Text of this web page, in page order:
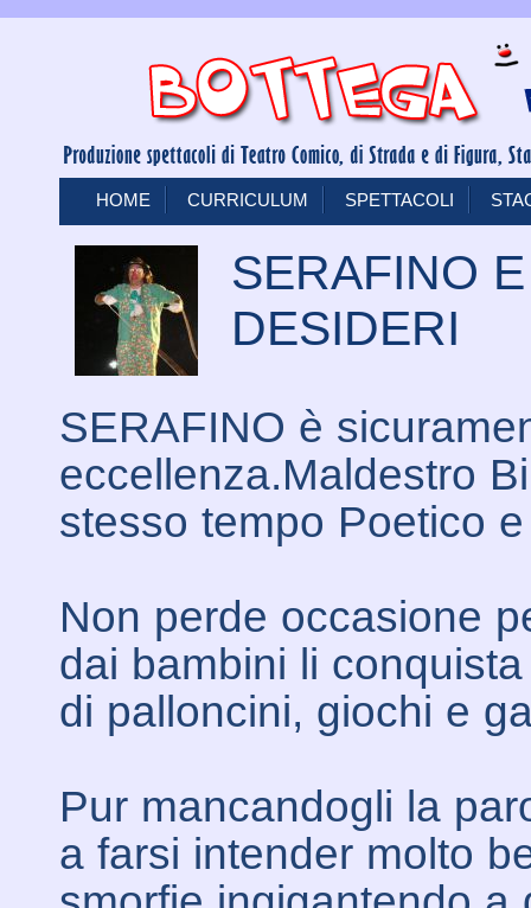
HOME CURRICULUM SPETTACOLI
SERAFINO
DESIDERI
SERAFINO è
eccellenza.Maldestro
stesso tempo Poetico
Non perde occasione
dai bambini li
di palloncini, giochi e
Pur mancandogli la
a farsi intender molto